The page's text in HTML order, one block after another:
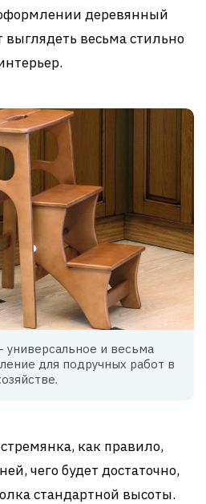
деревянный
выглядеть весьма стильно
универсальное и весьма
для подручных работ в
как правило,
чего будет достаточно,
стандартной высоты.